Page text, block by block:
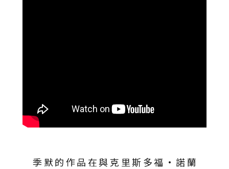
季默的作品在與克里斯多福·諾蘭